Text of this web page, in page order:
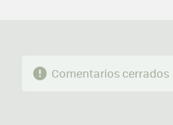
Comentarios cerrados